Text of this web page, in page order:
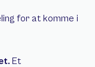
for at komme i
Et